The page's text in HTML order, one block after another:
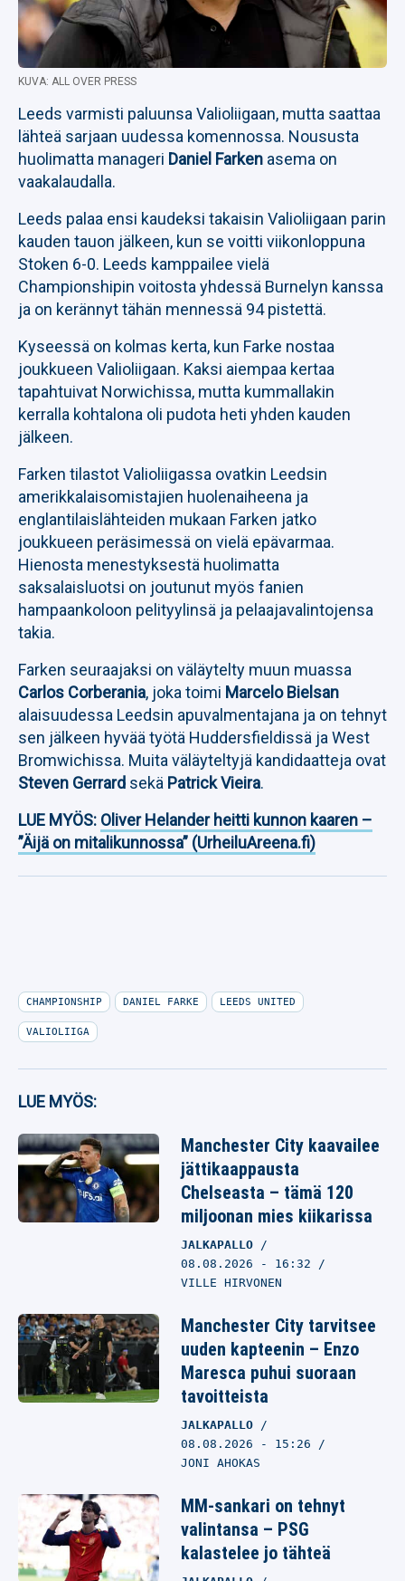
KUVA: ALL OVER PRESS
Leeds varmisti paluunsa Valioliigaan, mutta saattaa
lähteä sarjaan uudessa komennossa. Noususta
huolimatta manageri Daniel Farken asema on
vaakalaudalla.
Leeds palaa ensi kaudeksi takaisin Valioliigaan parin
kauden tauon jälkeen, kun se voitti viikonloppuna
Stoken 6-0. Leeds kamppailee vielä
Championshipin voitosta yhdessä Burnelyn kanssa
ja on kerännyt tähän mennessä 94 pistettä.
Kyseessä on kolmas kerta, kun Farke nostaa
joukkueen Valioliigaan. Kaksi aiempaa kertaa
tapahtuivat Norwichissa, mutta kummallakin
kerralla kohtalona oli pudota heti yhden kauden
jälkeen.
Farken tilastot Valioliigassa ovatkin Leedsin
amerikkalaisomistajien huolenaiheena ja
englantilaislähteiden mukaan Farken jatko
joukkueen peräsimessä on vielä epävarmaa.
Hienosta menestyksestä huolimatta
saksalaisluotsi on joutunut myös fanien
hampaankoloon pelityylinsä ja pelaajavalintojensa
takia.
Farken seuraajaksi on väläytelty muun muassa
Carlos Corberania, joka toimi Marcelo Bielsan
alaisuudessa Leedsin apuvalmentajana ja on tehnyt
sen jälkeen hyvää työtä Huddersfieldissä ja West
Bromwichissa. Muita väläyteltyjä kandidaatteja ovat
Steven Gerrard sekä Patrick Vieira.
LUE MYÖS: Oliver Helander heitti kunnon kaaren –
”Äijä on mitalikunnossa” (UrheiluAreena.fi)
CHAMPIONSHIP DANIEL FARKE LEEDS UNITED
VALIOLIIGA
LUE MYÖS:
Manchester City kaavailee
jättikaappausta
Chelseasta – tämä 120
miljoonan mies kiikarissa
JALKAPALLO
08.08.2026 - 16:32
VILLE HIRVONEN
Manchester City tarvitsee
uuden kapteenin – Enzo
Maresca puhui suoraan
tavoitteista
JALKAPALLO
08.08.2026 - 15:26
JONI AHOKAS
MM-sankari on tehnyt
valintansa – PSG
kalastelee jo tähteä